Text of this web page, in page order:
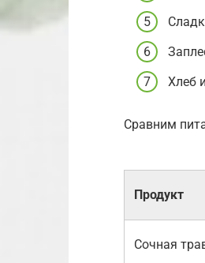
Хлеб
Сравним
Продукт
Сочная